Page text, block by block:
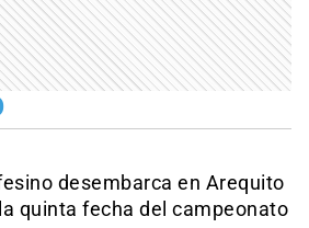
desembarca en Arequito
quinta fecha del campeonato